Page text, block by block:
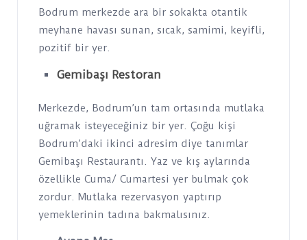
Bodrum merkezde ara bir sokakta otantik
meyhane havası sunan, sıcak, samimi, keyifli,
pozitif bir yer.
Gemibaşı Restoran
Merkezde, Bodrum’un tam ortasında mutlaka
uğramak isteyeceğiniz bir yer. Çoğu kişi
Bodrum’daki ikinci adresim diye tanımlar
Gemibaşı Restaurantı. Yaz ve kış aylarında
özellikle Cuma/ Cumartesi yer bulmak çok
zordur. Mutlaka rezervasyon yaptırıp
yemeklerinin tadına bakmalısınız.